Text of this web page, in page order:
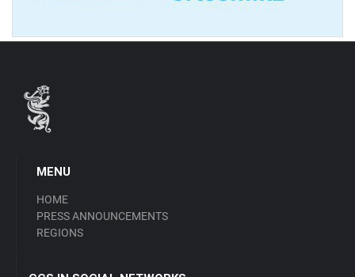
MENU
HOME
PRESS ANNOUNCEMENTS
REGIONS